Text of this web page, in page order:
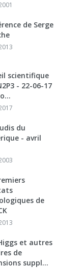
de Serge
scientifique
- 22-06-17
du
- avril
de
et autres
de
suppl...